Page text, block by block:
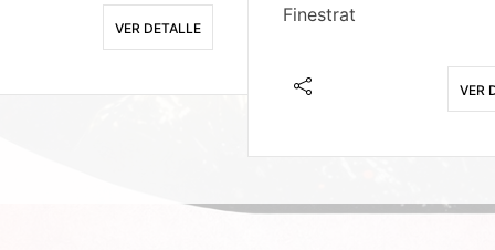
VER DETALLE
Finestrat
VER